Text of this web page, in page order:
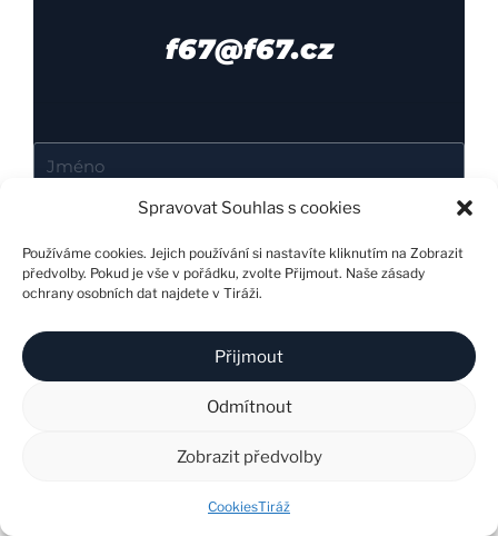
Spravovat Souhlas s cookies
Používáme cookies. Jejich používání si nastavíte kliknutím na Zobrazit
předvolby. Pokud je vše v pořádku, zvolte Přijmout. Naše zásady
ochrany osobních dat najdete v Tiráži.
Přijmout
Odmítnout
Zobrazit předvolby
CookiesTiráž
f67@f67.cz